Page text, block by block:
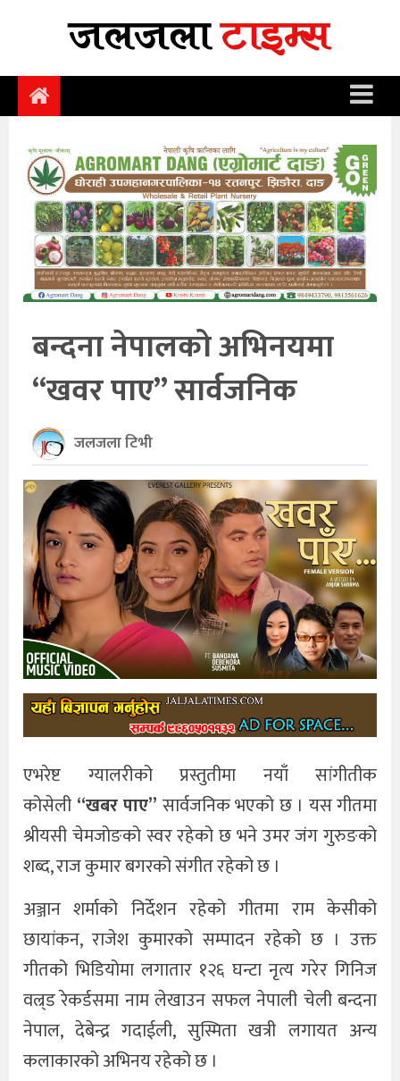
समाचार
समाज
राजनीति
आर्थिक
अन्तर्वार्ता
विचार
साहित्य/
सूचना
प्रविधि
खेलकुद
अन्तर्राष्ट्रिय
थप
बन्दना नेपालको अभिनयमा
“खवर पाए” सार्वजनिक
जलजला टिभी
एभरेष्ट ग्यालरीको प्रस्तुतीमा नयाँ सांगीतीक
कोसेली “खबर पाए” सार्वजनिक भएको छ । यस गीतमा
श्रीयसी चेमजोङको स्वर रहेको छ भने उमर जंग गुरुङको
शब्द, राज कुमार बगरको संगीत रहेको छ ।
अञ्जान शर्माको निर्देशन रहेको गीतमा राम केसीको
छायांकन, राजेश कुमारको सम्पादन रहेको छ । उक्त
गीतको भिडियोमा लगातार १२६ घन्टा नृत्य गरेर गिनिज
वल्र्ड रेकर्डसमा नाम लेखाउन सफल नेपाली चेली बन्दना
नेपाल, देबेन्द्र गदाईली, सुस्मिता खत्री लगायत अन्य
कलाकारको अभिनय रहेको छ ।